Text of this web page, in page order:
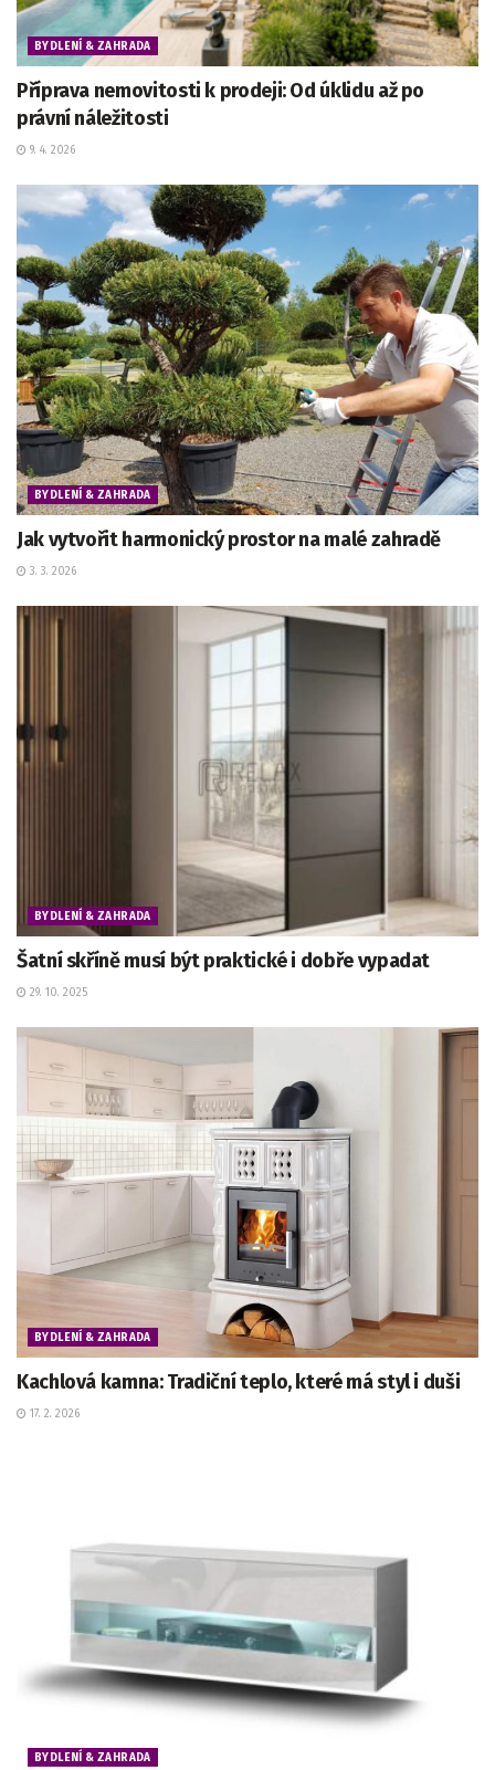
BYDLENÍ & ZAHRADA
Příprava nemovitosti k prodeji: Od úklidu až po
právní náležitosti
9. 4. 2026
BYDLENÍ & ZAHRADA
Jak vytvořit harmonický prostor na malé zahradě
3. 3. 2026
BYDLENÍ & ZAHRADA
Šatní skříně musí být praktické i dobře vypadat
29. 10. 2025
BYDLENÍ & ZAHRADA
Kachlová kamna: Tradiční teplo, které má styl i duši
17. 2. 2026
BYDLENÍ & ZAHRADA